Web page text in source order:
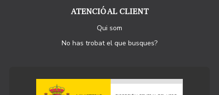
ATENCIÓ AL CLIENT
Qui som
No has trobat el que busques?